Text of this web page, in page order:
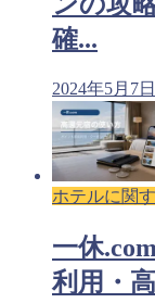
確...
2024年5月7日
ホテルに関
一休
利用・